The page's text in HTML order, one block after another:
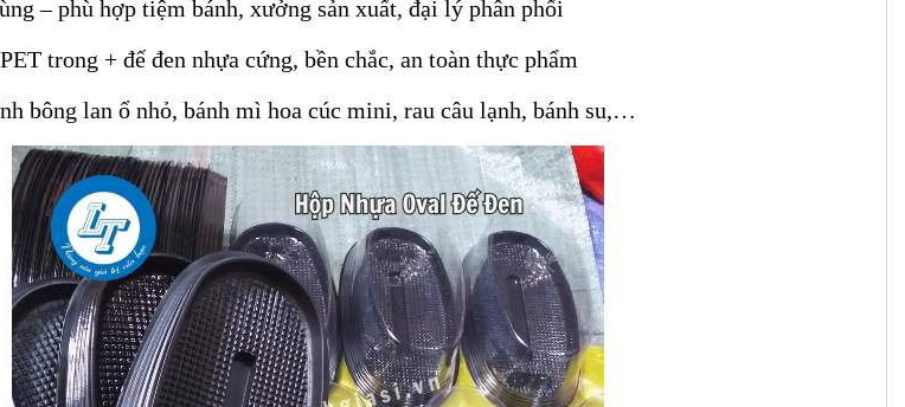
– phù hợp tiệm bánh, xưởng sản xuất, đại lý phân phối
trong + đế đen nhựa cứng, bền chắc, an toàn thực phẩm
bông lan ổ nhỏ, bánh mì hoa cúc mini, rau câu lạnh, bánh su,…